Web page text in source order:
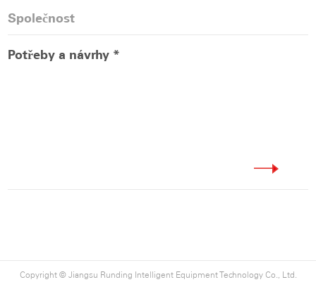
Copyright © Jiangsu Runding Intelligent Equipment Technology Co., Ltd.